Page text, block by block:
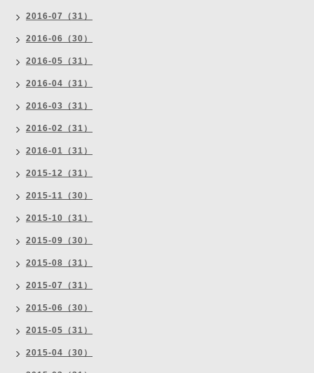
2016-07（31）
2016-06（30）
2016-05（31）
2016-04（31）
2016-03（31）
2016-02（31）
2016-01（31）
2015-12（31）
2015-11（30）
2015-10（31）
2015-09（30）
2015-08（31）
2015-07（31）
2015-06（30）
2015-05（31）
2015-04（30）